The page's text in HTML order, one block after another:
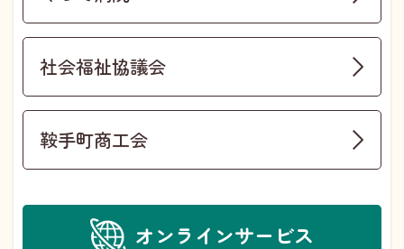
社会福祉協議会
鞍手町商工会
オンラインサービス